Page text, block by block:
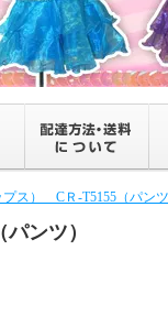
プス） CＲ-T5155（パン
ンツ）